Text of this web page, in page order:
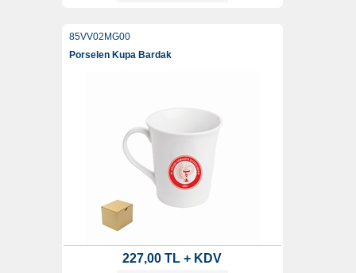
85VV02MG00
Porselen Kupa Bardak
227,00 TL + KDV